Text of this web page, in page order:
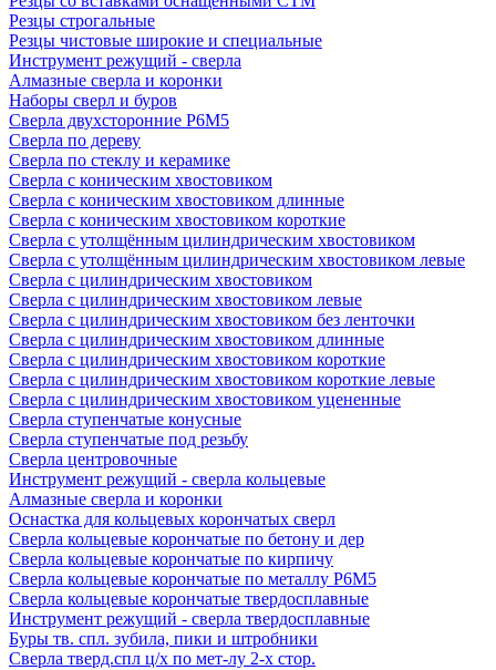
Резцы строгальные
Резцы чистовые широкие и специальные
Инструмент режущий - сверла
Алмазные сверла и коронки
Наборы сверл и буров
Сверла двухсторонние Р6М5
Сверла по дереву
Сверла по стеклу и керамике
Сверла с коническим хвостовиком
Сверла с коническим хвостовиком длинные
Сверла с коническим хвостовиком короткие
Сверла с утолщённым цилиндрическим хвостовиком
Сверла с утолщённым цилиндрическим хвостовиком левые
Сверла с цилиндрическим хвостовиком
Сверла с цилиндрическим хвостовиком левые
Сверла с цилиндрическим хвостовиком без ленточки
Сверла с цилиндрическим хвостовиком длинные
Сверла с цилиндрическим хвостовиком короткие
Сверла с цилиндрическим хвостовиком короткие левые
Сверла с цилиндрическим хвостовиком уцененные
Сверла ступенчатые конусные
Сверла ступенчатые под резьбу
Сверла центровочные
Инструмент режущий - сверла кольцевые
Алмазные сверла и коронки
Оснастка для кольцевых корончатых сверл
Сверла кольцевые корончатые по бетону и дер
Сверла кольцевые корончатые по кирпичу
Сверла кольцевые корончатые по металлу Р6М5
Сверла кольцевые корончатые твердосплавные
Инструмент режущий - сверла твердосплавные
Буры тв. спл. зубила, пики и штробники
Сверла тверд.спл ц/х по мет-лу 2-х стор.